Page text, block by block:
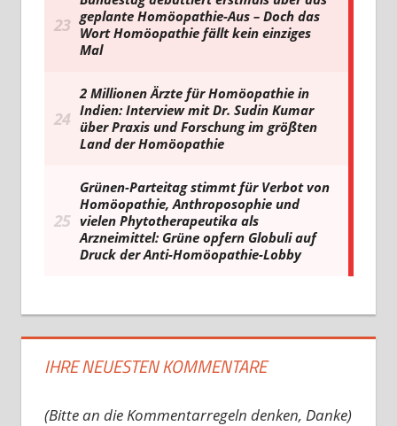
IHRE NEUESTEN KOMMENTARE
(Bitte an die Kommentarregeln denken, Danke)